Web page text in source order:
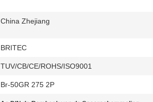
China Zhejiang
BRITEC
TUV/CB/CE/ROHS/ISO9001
Br-50GR 275 2P